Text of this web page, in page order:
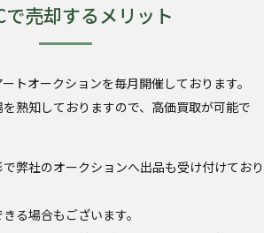
で売却するメリット
トオークションを毎月開催しております。
熟知しておりますので、高価買取が可能で
弊社のオークションへ出品も受け付けており
る場合もございます。